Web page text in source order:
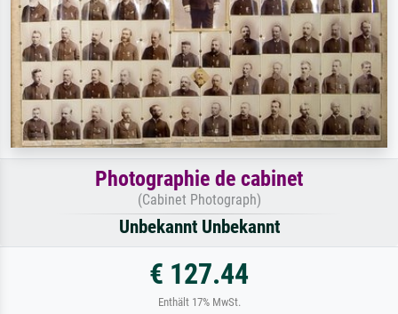
Photographie de cabinet
(Cabinet Photograph)
Unbekannt Unbekannt
€ 127.44
Enthält 17% MwSt.